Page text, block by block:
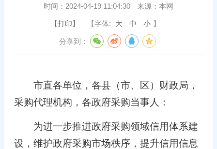
时间： 2024-04-19 11:04:30 来源： 本网
【打印】 【字体: 大 中 小 】
分享到：
市直各单位，各县（市、区）财政局，
采购代理机构，各政府采购当事人：
为进一步推进政府采购领域信用体系建
设，维护政府采购市场秩序，提升信用信息